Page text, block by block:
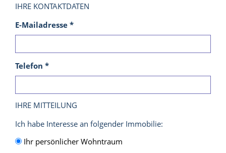
IHRE KONTAKTDATEN
E-Mailadresse *
Telefon *
IHRE MITTEILUNG
Ich habe Interesse an folgender Immobilie:
Ihr persönlicher Wohntraum